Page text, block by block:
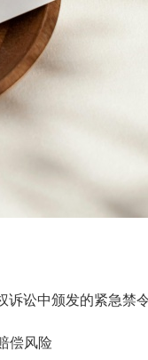
讼中颁发的紧急禁
偿风险